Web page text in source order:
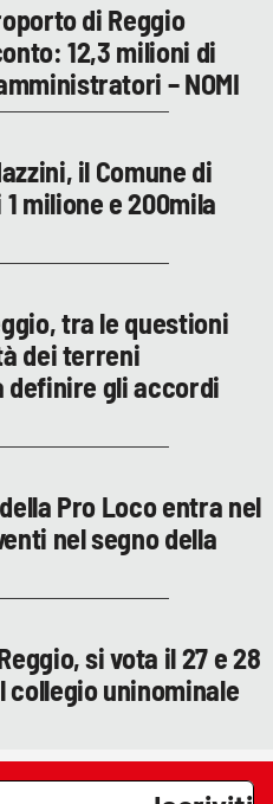
di Reggio
12,3 milioni di
– NOMI
il Comune di
milione e 200mila
tra le questioni
dei terreni
gli accordi
Pro Loco entra nel
nel segno della
si vota il 27 e 28
uninominale